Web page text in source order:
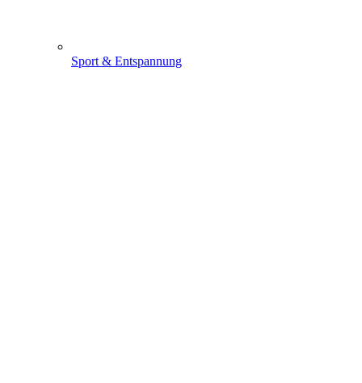
Sport & Entspannung